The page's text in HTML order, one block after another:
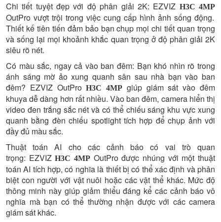
Chi tiết tuyệt đẹp với độ phân giải 2K: EZVIZ H3C 4MP
OutPro vượt trội trong việc cung cấp hình ảnh sống động.
Thiết kế tiên tiến đảm bảo bạn chụp mọi chi tiết quan trọng
và sống lại mọi khoảnh khắc quan trọng ở độ phân giải 2K
siêu rõ nét.
Có màu sắc, ngay cả vào ban đêm: Bạn khó nhìn rõ trong
ánh sáng mờ ảo xung quanh sân sau nhà bạn vào ban
đêm? EZVIZ OutProH3C 4MP giúp giám sát vào đêm
khuya dễ dàng hơn rất nhiều. Vào ban đêm, camera hiển thị
video đen trắng sắc nét và có thể chiếu sáng khu vực xung
quanh bằng đèn chiếu spotlight tích hợp để chụp ảnh với
đầy đủ màu sắc.
Thuật toán AI cho các cảnh báo có vai trò quan
trọng: EZVIZH3C 4MP OutPro được nhúng với một thuật
toán AI tích hợp, có nghĩa là thiết bị có thể xác định và phân
biệt con người với vật nuôi hoặc các vật thể khác. Mức độ
thông minh này giúp giảm thiểu đáng kể các cảnh báo vô
nghĩa mà bạn có thể thường nhận được với các camera
giám sát khác.